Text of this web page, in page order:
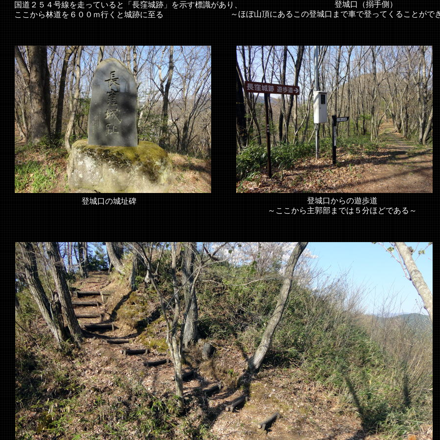
登城口からの遊歩道
～ここから主郭部までは５分ほどである～
登城口（搦手側）
～ほぼ山頂にあるこの登城口まで車で登ってくることがで
国道２５４号線を走っていると「長窪城跡」を示す標識があり、
ここから林道を６００ｍ行くと城跡に至る
登城口の城址碑